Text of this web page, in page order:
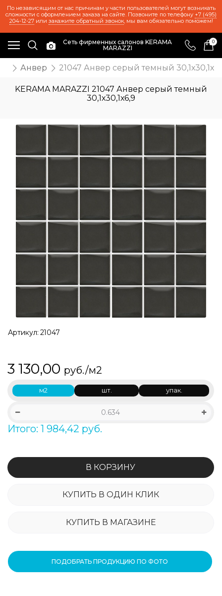
По независящим от нас причинам у части пользователей могут возникать
сложности с оформлением заказа на сайте. Позвоните по телефону +7 (495)
204-12-27или закажите обратный звонок, мы вам обязательно поможем!
Сеть фирменных салонов KERAMA
MARAZZI
0
Анвер 21047 Анвер серый темный
KERAMA MARAZZI 21047 Анвер серый темный
30,1х30,1х6,9
Артикул: 21047
3 130,00 руб./м2
м2 шт. упак.
Итого: 1 984,42 руб.
В КОРЗИНУ
КУПИТЬ В ОДИН КЛИК
КУПИТЬ В МАГАЗИНЕ
ПОДОБРАТЬ ПРОДУКЦИЮ ПО ФОТО